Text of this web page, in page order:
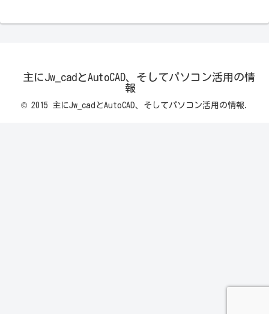
主にJw_cadとAutoCAD、そしてパソコン活用の情
報
© 2015 主にJw_cadとAutoCAD、そしてパソコン活用の情報.